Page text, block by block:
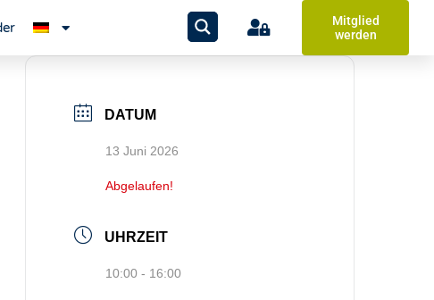
Mitglied
werden
DATUM
13 Juni 2026
Abgelaufen!
UHRZEIT
10:00 - 16:00